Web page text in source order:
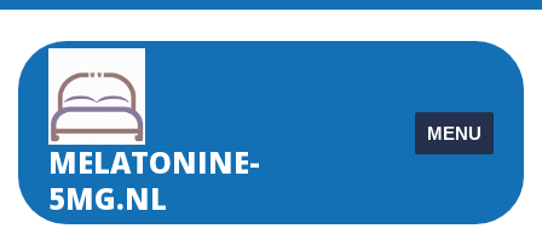
Skip
content
MELATONINE-
5MG.NL
MENU